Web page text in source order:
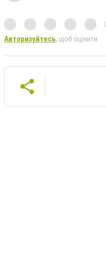
Авторизуйтесь, щоб оцінити